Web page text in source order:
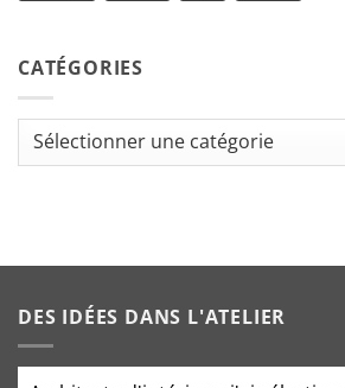
CATÉGORIES
Catégories
DES IDÉES DANS L'ATELIER